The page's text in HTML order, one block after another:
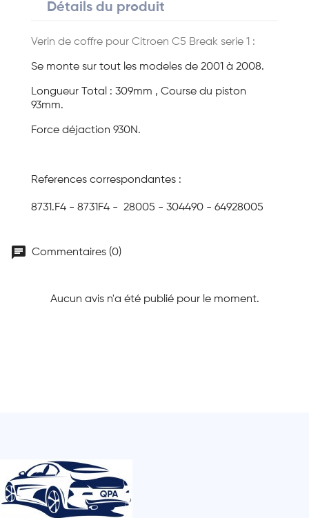
Détails du produit
Verin de coffre pour Citroen C5 Break serie 1 :
Se monte sur tout les modeles de 2001 à 2008.
Longueur Total : 309mm , Course du piston
93mm.
Force déjaction 930N.
References correspondantes :
8731.F4 - 8731F4 - 28005 - 304490 - 64928005
chat Commentaires (0)
Aucun avis n'a été publié pour le moment.